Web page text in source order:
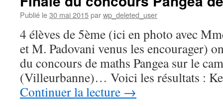
Publié le30 mai 2015parwp_deleted_user
4 élèves de 5ème (ici en photo avec
et M. Padovani venus les encourager)
du concours de maths Pangea sur le
(Villeurbanne)… Voici les résultats :
Continuer la lecture →